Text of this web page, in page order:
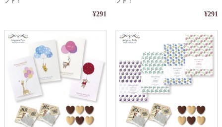
¥291 ¥291